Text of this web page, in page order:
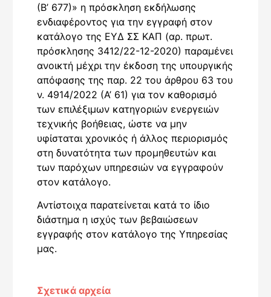
(Β’ 677)» η πρόσκληση εκδήλωσης
ενδιαφέροντος για την εγγραφή στον
κατάλογο της ΕΥΔ ΣΣ ΚΑΠ (αρ. πρωτ.
πρόσκλησης 3412/22-12-2020) παραμένει
ανοικτή μέχρι την έκδοση της υπουργικής
απόφασης της παρ. 22 του άρθρου 63 του
ν. 4914/2022 (Α’ 61) για τον καθορισμό
των επιλέξιμων κατηγοριών ενεργειών
τεχνικής βοήθειας, ώστε να μην
υφίσταται χρονικός ή άλλος περιορισμός
στη δυνατότητα των προμηθευτών και
των παρόχων υπηρεσιών να εγγραφούν
στον κατάλογο.
Αντίστοιχα παρατείνεται κατά το ίδιο
διάστημα η ισχύς των βεβαιώσεων
εγγραφής στον κατάλογο της Υπηρεσίας
μας.
Σχετικά αρχεία